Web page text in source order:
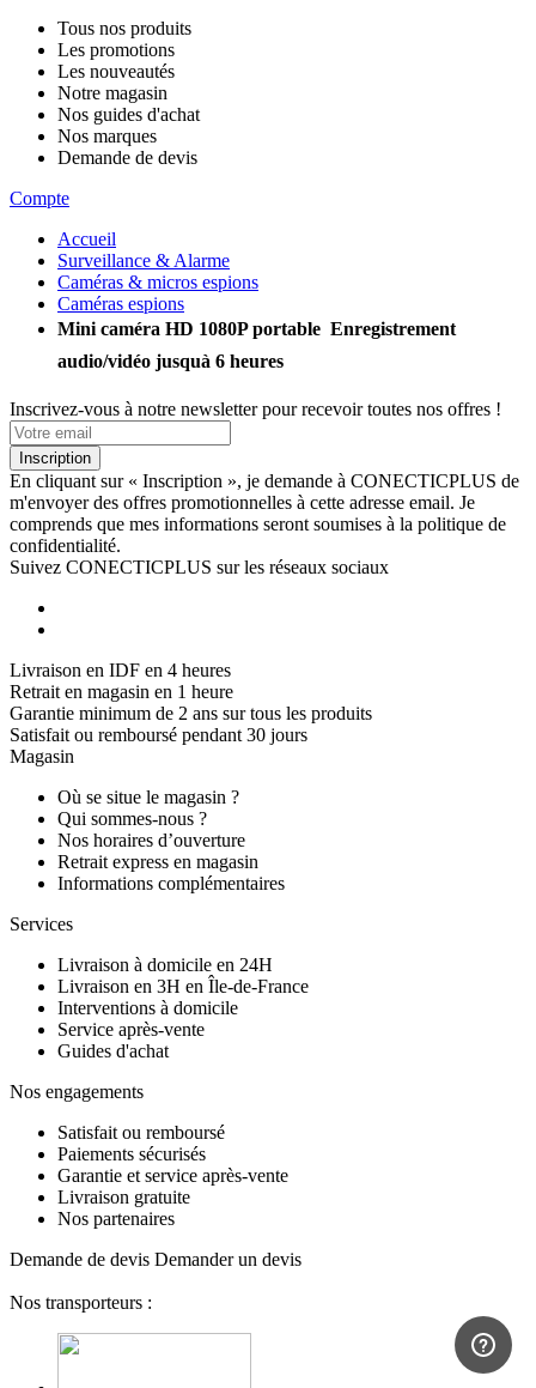
Tous nos produits
Les promotions
Les nouveautés
Notre magasin
Nos guides d'achat
Nos marques
Demande de devis
Compte
Accueil
Surveillance & Alarme
Caméras & micros espions
Caméras espions
Mini caméra HD 1080P portable  Enregistrement
audio/vidéo jusquà 6 heures
Inscrivez-vous à notre newsletter pour recevoir toutes nos offres !
Inscription
En cliquant sur « Inscription », je demande à CONECTICPLUS de
m'envoyer des offres promotionnelles à cette adresse email. Je
comprends que mes informations seront soumises à la politique de
confidentialité.
Suivez CONECTICPLUS sur les réseaux sociaux
Livraison en IDF en 4 heures
Retrait en magasin en 1 heure
Garantie minimum de 2 ans sur tous les produits
Satisfait ou remboursé pendant 30 jours
Magasin
Où se situe le magasin ?
Qui sommes-nous ?
Nos horaires d’ouverture
Retrait express en magasin
Informations complémentaires
Services
Livraison à domicile en 24H
Livraison en 3H en Île-de-France
Interventions à domicile
Service après-vente
Guides d'achat
Nos engagements
Satisfait ou remboursé
Paiements sécurisés
Garantie et service après-vente
Livraison gratuite
Nos partenaires
Demande de devis Demander un devis
Nos transporteurs :